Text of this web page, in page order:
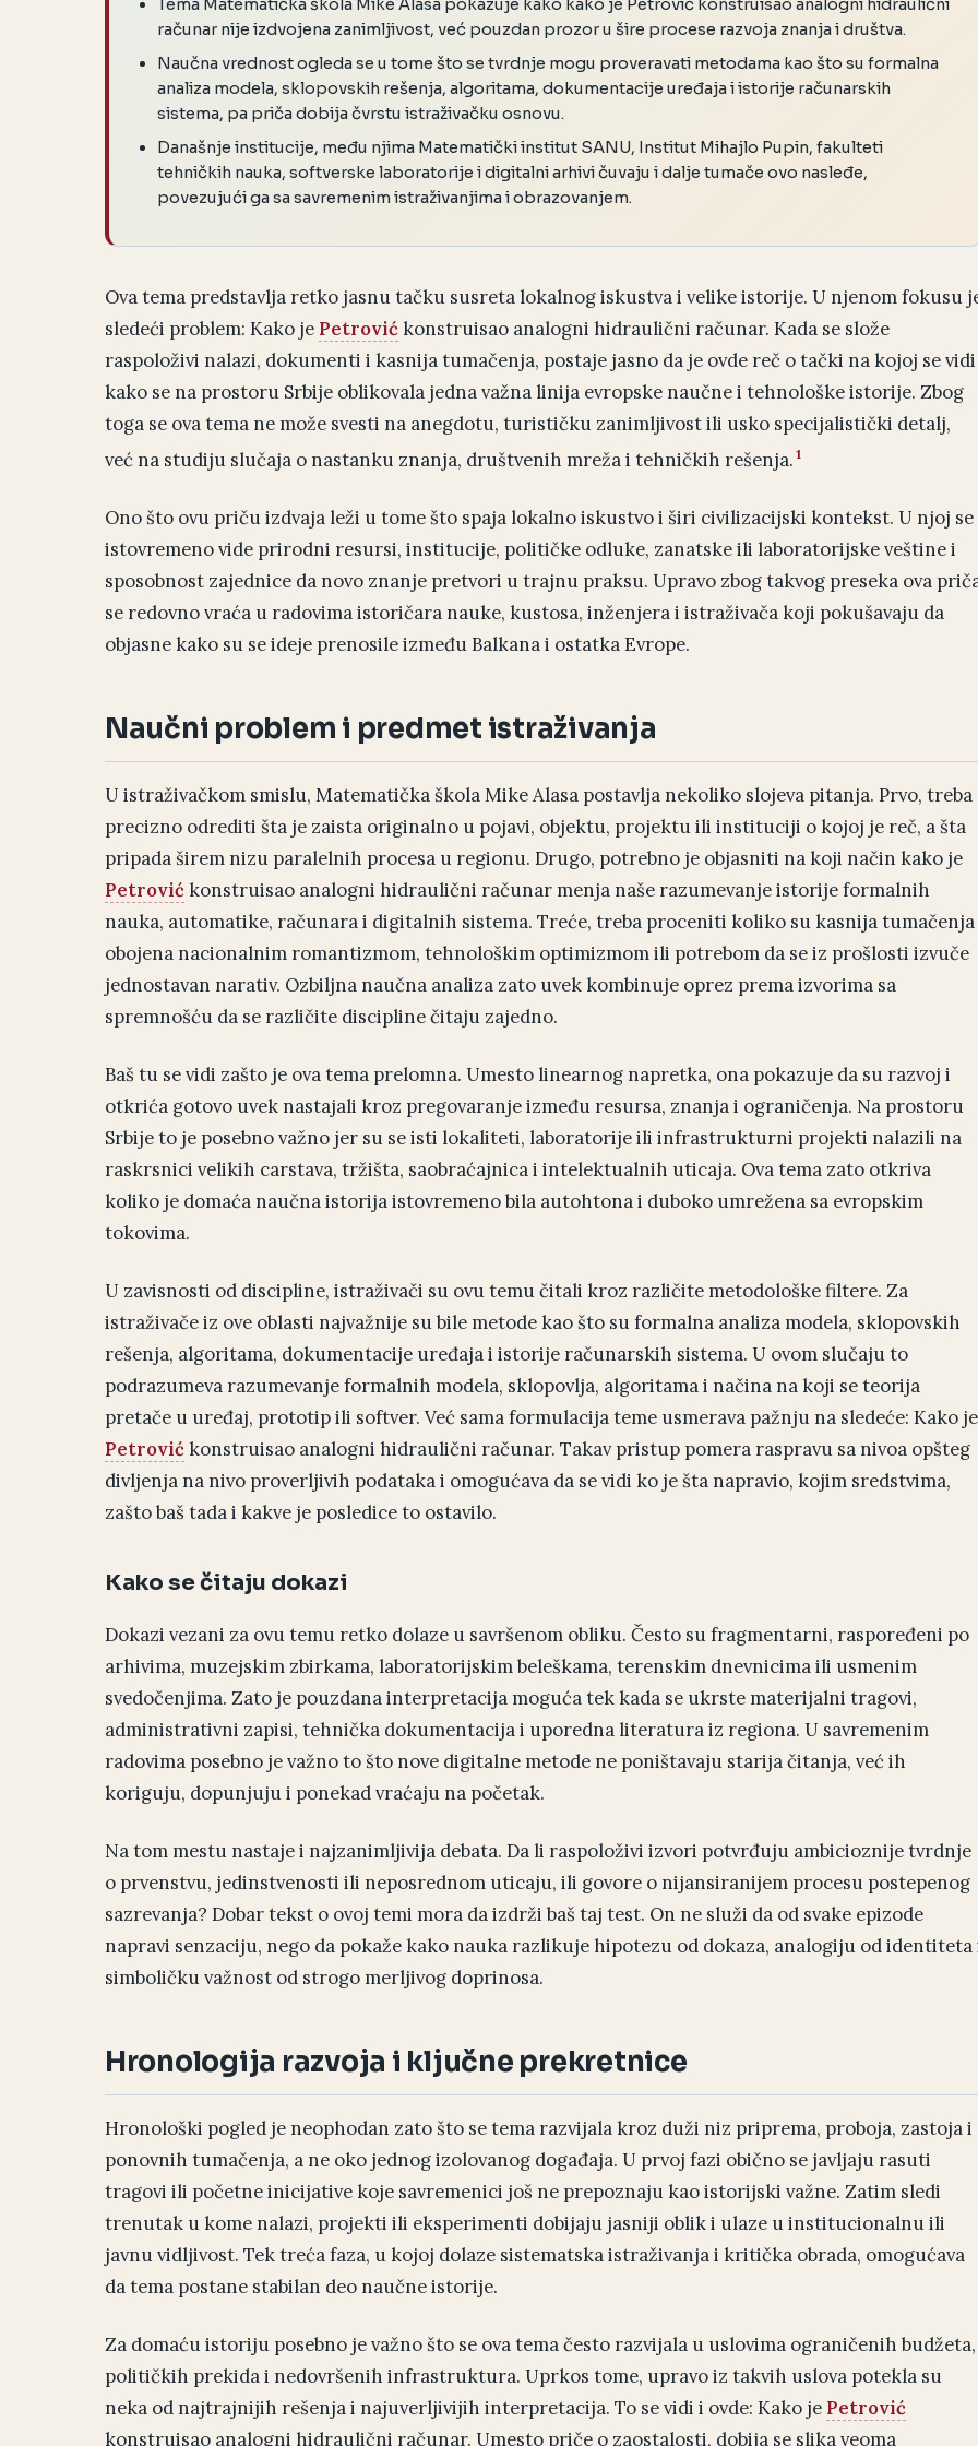
Tema Matematička škola Mike Alasa pokazuje kako kako je Petrović konstruisao analogni hidraulični
računar nije izdvojena zanimljivost, već pouzdan prozor u šire procese razvoja znanja i društva.
Naučna vrednost ogleda se u tome što se tvrdnje mogu proveravati metodama kao što su formalna
analiza modela, sklopovskih rešenja, algoritama, dokumentacije uređaja i istorije računarskih
sistema, pa priča dobija čvrstu istraživačku osnovu.
Današnje institucije, među njima Matematički institut SANU, Institut Mihajlo Pupin, fakulteti
tehničkih nauka, softverske laboratorije i digitalni arhivi čuvaju i dalje tumače ovo nasleđe,
povezujući ga sa savremenim istraživanjima i obrazovanjem.
Ova tema predstavlja retko jasnu tačku susreta lokalnog iskustva i velike istorije. U njenom fokusu
sledeći problem: Kako je Petrović konstruisao analogni hidraulični računar. Kada se slože
raspoloživi nalazi, dokumenti i kasnija tumačenja, postaje jasno da je ovde reč o tački na kojoj se vidi
kako se na prostoru Srbije oblikovala jedna važna linija evropske naučne i tehnološke istorije. Zbog
toga se ova tema ne može svesti na anegdotu, turističku zanimljivost ili usko specijalistički detalj,
već na studiju slučaja o nastanku znanja, društvenih mreža i tehničkih rešenja. 1
Ono što ovu priču izdvaja leži u tome što spaja lokalno iskustvo i širi civilizacijski kontekst. U njoj se
istovremeno vide prirodni resursi, institucije, političke odluke, zanatske ili laboratorijske veštine i
sposobnost zajednice da novo znanje pretvori u trajnu praksu. Upravo zbog takvog preseka ova
se redovno vraća u radovima istoričara nauke, kustosa, inženjera i istraživača koji pokušavaju da
objasne kako su se ideje prenosile između Balkana i ostatka Evrope.
Naučni problem i predmet istraživanja
U istraživačkom smislu, Matematička škola Mike Alasa postavlja nekoliko slojeva pitanja. Prvo, treba
precizno odrediti šta je zaista originalno u pojavi, objektu, projektu ili instituciji o kojoj je reč, a šta
pripada širem nizu paralelnih procesa u regionu. Drugo, potrebno je objasniti na koji način kako je
Petrović konstruisao analogni hidraulični računar menja naše razumevanje istorije formalnih
nauka, automatike, računara i digitalnih sistema. Treće, treba proceniti koliko su kasnija tumačenja
obojena nacionalnim romantizmom, tehnološkim optimizmom ili potrebom da se iz prošlosti izvuče
jednostavan narativ. Ozbiljna naučna analiza zato uvek kombinuje oprez prema izvorima sa
spremnošću da se različite discipline čitaju zajedno.
Baš tu se vidi zašto je ova tema prelomna. Umesto linearnog napretka, ona pokazuje da su razvoj i
otkrića gotovo uvek nastajali kroz pregovaranje između resursa, znanja i ograničenja. Na prostoru
Srbije to je posebno važno jer su se isti lokaliteti, laboratorije ili infrastrukturni projekti nalazili na
raskrsnici velikih carstava, tržišta, saobraćajnica i intelektualnih uticaja. Ova tema zato otkriva
koliko je domaća naučna istorija istovremeno bila autohtona i duboko umrežena sa evropskim
tokovima.
U zavisnosti od discipline, istraživači su ovu temu čitali kroz različite metodološke filtere. Za
istraživače iz ove oblasti najvažnije su bile metode kao što su formalna analiza modela, sklopovskih
rešenja, algoritama, dokumentacije uređaja i istorije računarskih sistema. U ovom slučaju to
podrazumeva razumevanje formalnih modela, sklopovlja, algoritama i načina na koji se teorija
pretače u uređaj, prototip ili softver. Već sama formulacija teme usmerava pažnju na sledeće: Kako je
Petrović konstruisao analogni hidraulični računar. Takav pristup pomera raspravu sa nivoa opšteg
divljenja na nivo proverljivih podataka i omogućava da se vidi ko je šta napravio, kojim sredstvima,
zašto baš tada i kakve je posledice to ostavilo.
Kako se čitaju dokazi
Dokazi vezani za ovu temu retko dolaze u savršenom obliku. Često su fragmentarni, raspoređeni po
arhivima, muzejskim zbirkama, laboratorijskim beleškama, terenskim dnevnicima ili usmenim
svedočenjima. Zato je pouzdana interpretacija moguća tek kada se ukrste materijalni tragovi,
administrativni zapisi, tehnička dokumentacija i uporedna literatura iz regiona. U savremenim
radovima posebno je važno to što nove digitalne metode ne poništavaju starija čitanja, već ih
koriguju, dopunjuju i ponekad vraćaju na početak.
Na tom mestu nastaje i najzanimljivija debata. Da li raspoloživi izvori potvrđuju ambicioznije tvrdnje
o prvenstvu, jedinstvenosti ili neposrednom uticaju, ili govore o nijansiranijem procesu postepenog
sazrevanja? Dobar tekst o ovoj temi mora da izdrži baš taj test. On ne služi da od svake epizode
napravi senzaciju, nego da pokaže kako nauka razlikuje hipotezu od dokaza, analogiju od identiteta
simboličku važnost od strogo merljivog doprinosa.
Hronologija razvoja i ključne prekretnice
Hronološki pogled je neophodan zato što se tema razvijala kroz duži niz priprema, proboja, zastoja i
ponovnih tumačenja, a ne oko jednog izolovanog događaja. U prvoj fazi obično se javljaju rasuti
tragovi ili početne inicijative koje savremenici još ne prepoznaju kao istorijski važne. Zatim sledi
trenutak u kome nalazi, projekti ili eksperimenti dobijaju jasniji oblik i ulaze u institucionalnu ili
javnu vidljivost. Tek treća faza, u kojoj dolaze sistematska istraživanja i kritička obrada, omogućava
da tema postane stabilan deo naučne istorije.
Za domaću istoriju posebno je važno što se ova tema često razvijala u uslovima ograničenih budžeta,
političkih prekida i nedovršenih infrastruktura. Uprkos tome, upravo iz takvih uslova potekla su
neka od najtrajnijih rešenja i najuverljivijih interpretacija. To se vidi i ovde: Kako je Petrović
konstruisao analogni hidraulični računar. Umesto priče o zaostalosti, dobija se slika veoma